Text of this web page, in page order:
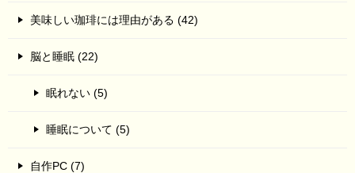
美味しい珈琲には理由がある (42)
脳と睡眠 (22)
眠れない (5)
睡眠について (5)
自作PC (7)